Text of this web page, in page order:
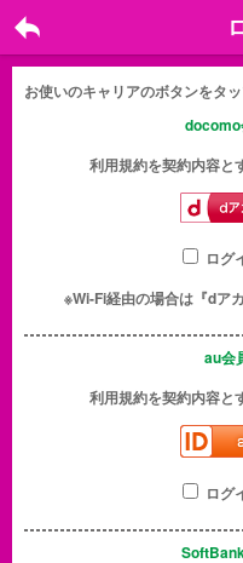
戻る
お使いのキャリアのボタンをタ
docomo
利用規約を契約内容と
ログ
※Wi-Fi経由の場合は『dア
au会
利用規約を契約内容と
ログ